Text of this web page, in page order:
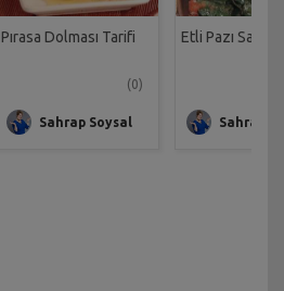
Pırasa Dolması Tarifi
(0)
Sahrap Soysal
Etli Pazı
Sahrap